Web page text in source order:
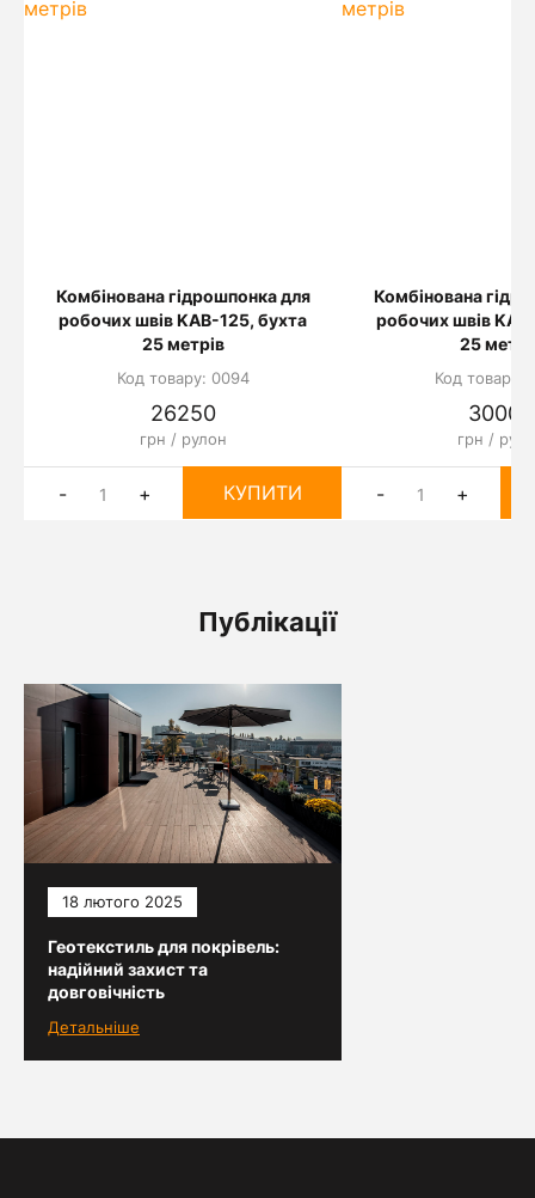
Комбінована гідрошпонка для
робочих швів KAB-125, бухта
25 метрів
Код товару: 0094
26250
грн / рулон
- + КУПИТИ
Комбінована
робочих швів
25
Код товару:
30000
грн /
- +
Публікації
18 лютого 2025
Геотекстиль для покрівель:
надійний захист та
довговічність
Детальніше